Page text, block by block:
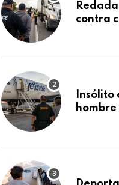
contra
Insólito